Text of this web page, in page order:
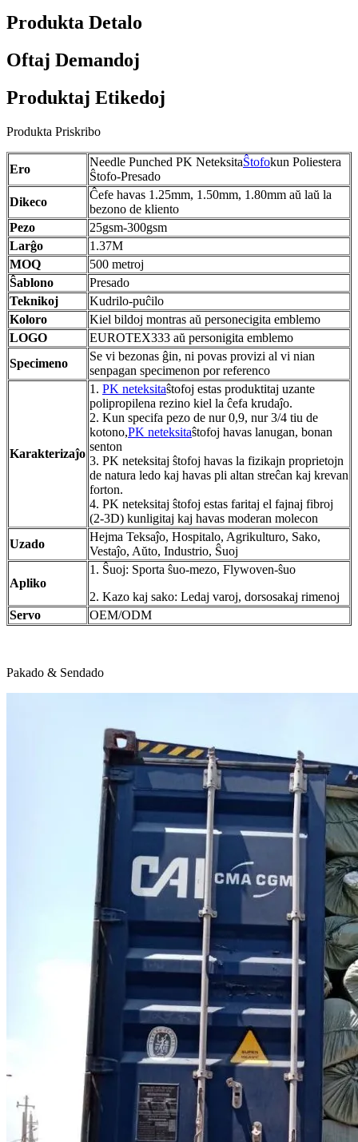
Produkta Detalo
Oftaj Demandoj
Produktaj Etikedoj
Produkta Priskribo
Ero
Needle Punched PK NeteksitaŜtofokun Poliestera
Ŝtofo-Presado
Dikeco
Ĉefe havas 1.25mm, 1.50mm, 1.80mm aŭ laŭ la
bezono de kliento
Pezo
25gsm-300gsm
Larĝo
1.37M
MOQ
500 metroj
Ŝablono
Presado
Teknikoj
Kudrilo-puĉilo
Koloro
Kiel bildoj montras aŭ personecigita emblemo
LOGO
EUROTEX333 aŭ personigita emblemo
Specimeno
Se vi bezonas ĝin, ni povas provizi al vi nian
senpagan specimenon por referenco
Karakterizaĵo
1. PK neteksitaŝtofoj estas produktitaj uzante
polipropilena rezino kiel la ĉefa krudaĵo.
2. Kun specifa pezo de nur 0,9, nur 3/4 tiu de
kotono,PK neteksitaŝtofoj havas lanugan, bonan
senton
3. PK neteksitaj ŝtofoj havas la fizikajn proprietojn
de natura ledo kaj havas pli altan streĉan kaj krevan
forton.
4. PK neteksitaj ŝtofoj estas faritaj el fajnaj fibroj
(2-3D) kunligitaj kaj havas moderan molecon
Uzado
Hejma Teksaĵo, Hospitalo, Agrikulturo, Sako,
Vestaĵo, Aŭto, Industrio, Ŝuoj
Apliko
1. Ŝuoj: Sporta ŝuo-mezo, Flywoven-ŝuo
2. Kazo kaj sako: Ledaj varoj, dorsosakaj rimenoj
Servo
OEM/ODM
Pakado & Sendado